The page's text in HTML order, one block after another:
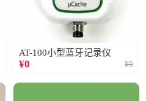
AT-100小型蓝牙记录仪
¥0 ¥0